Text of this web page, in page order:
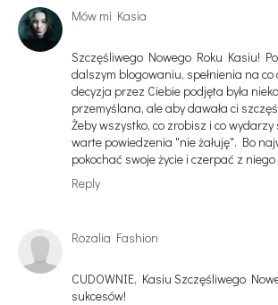
Mów mi Kasia
Szczęśliwego Nowego Roku Kasiu!
dalszym blogowaniu, spełnienia na co
decyzja przez Ciebie podjęta była
przemyślana, ale aby dawała ci
Żeby wszystko, co zrobisz i co wydarzy
warte powiedzenia "nie żałuję". Bo
pokochać swoje życie i czerpać z
Reply
Rozalia Fashion
CUDOWNIE, Kasiu Szczęśliwego
sukcesów!